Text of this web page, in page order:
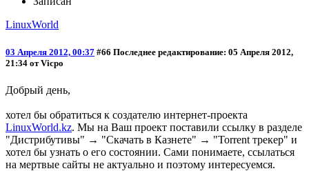
LinuxWorld
03 Апреля 2012, 00:37 #66 Последнее редактирование: 05 Апреля 2012,
21:34 от Vicpo
Добрый день,
хотел бы обратиться к создателю интернет-проекта
LinuxWorld.kz. Мы на Ваш проект поставили ссылку в разделе
"Дистрибутивы" → "Скачать в Казнете" → "Torrent трекер" и
хотел бы узнать о его состоянии. Сами понимаете, ссылаться
на мертвые сайты не актуально и поэтому интересуемся.